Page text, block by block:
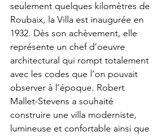
seulement quelques kilomètres de
Roubaix, la Villa est inaugurée en
1932. Dès son achèvement, elle
représente un chef d’oeuvre
architectural qui rompt totalement
avec les codes que l’on pouvait
observer à l’époque. Robert
Mallet-Stevens a souhaité
construire une villa moderniste,
lumineuse et confortable ainsi que